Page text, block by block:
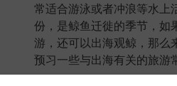
常适合游泳或者冲浪等水上
份，是鲸鱼迁徙的季节，如
游，还可以出海观鲸，那么
预习一些与出海有关的旅游